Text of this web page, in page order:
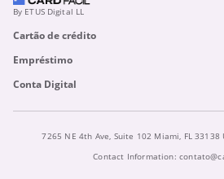
By ETUS Digital LL
Cartão de crédito
Empréstimo
Conta Digital
7265 NE 4th Ave, Suite 102 Miami, FL
Contact Information: